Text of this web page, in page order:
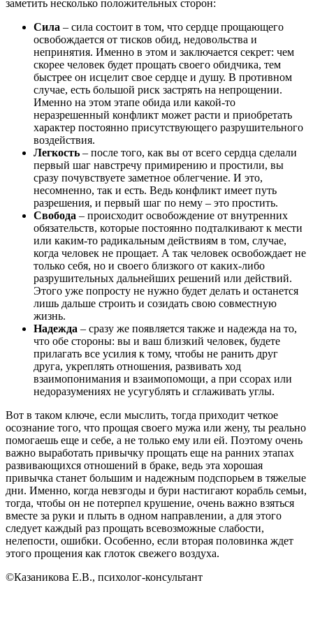
заметить несколько положительных сторон:
Сила – сила состоит в том, что сердце прощающего
освобождается от тисков обид, недовольства и
непринятия. Именно в этом и заключается секрет: чем
скорее человек будет прощать своего обидчика, тем
быстрее он исцелит свое сердце и душу. В противном
случае, есть большой риск застрять на непрощении.
Именно на этом этапе обида или какой-то
неразрешенный конфликт может расти и приобретать
характер постоянно присутствующего разрушительного
воздействия.
Легкость – после того, как вы от всего сердца сделали
первый шаг навстречу примирению и простили, вы
сразу почувствуете заметное облегчение. И это,
несомненно, так и есть. Ведь конфликт имеет путь
разрешения, и первый шаг по нему – это простить.
Свобода – происходит освобождение от внутренних
обязательств, которые постоянно подталкивают к мести
или каким-то радикальным действиям в том, случае,
когда человек не прощает. А так человек освобождает не
только себя, но и своего близкого от каких-либо
разрушительных дальнейших решений или действий.
Этого уже попросту не нужно будет делать и останется
лишь дальше строить и созидать свою совместную
жизнь.
Надежда – сразу же появляется также и надежда на то,
что обе стороны: вы и ваш близкий человек, будете
прилагать все усилия к тому, чтобы не ранить друг
друга, укреплять отношения, развивать ход
взаимопонимания и взаимопомощи, а при ссорах или
недоразумениях не усугублять и сглаживать углы.
Вот в таком ключе, если мыслить, тогда приходит четкое
осознание того, что прощая своего мужа или жену, ты реально
помогаешь еще и себе, а не только ему или ей. Поэтому очень
важно выработать привычку прощать еще на ранних этапах
развивающихся отношений в браке, ведь эта хорошая
привычка станет большим и надежным подспорьем в тяжелые
дни. Именно, когда невзгоды и бури настигают корабль семьи,
тогда, чтобы он не потерпел крушение, очень важно взяться
вместе за руки и плыть в одном направлении, а для этого
следует каждый раз прощать всевозможные слабости,
нелепости, ошибки. Особенно, если вторая половинка ждет
этого прощения как глоток свежего воздуха.
©Казаникова Е.В., психолог-консультант